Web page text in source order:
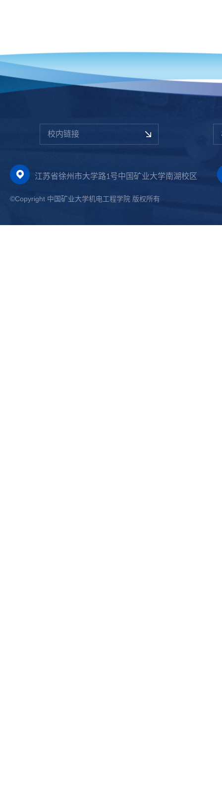
校内链接
江苏省徐州市大学路1号中国矿业大学南湖校区
©Copyright 中国矿业大学机电工程学院 版权所有